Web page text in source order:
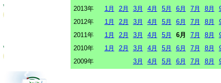
2013年
1月 2月 3月 4月 5月 6月 7月 8月
2012年
1月 2月 3月 4月 5月 6月 7月 8月
2011年
1月 2月 3月 4月 5月 6月 7月 8月
2010年
1月 2月 3月 4月 5月 6月 7月 8月
2009年
3月 4月 5月 6月 7月 8月